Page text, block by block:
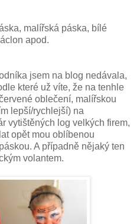
malířská páska, bílé
apod.
jsem na blog nedávala,
které už víte, že na tenhle
oblečení, malířskou
lepší/rychlejší) na
vytištěných log velkých firem,
opět mou oblíbenou
A případně nějaký ten
volantem.